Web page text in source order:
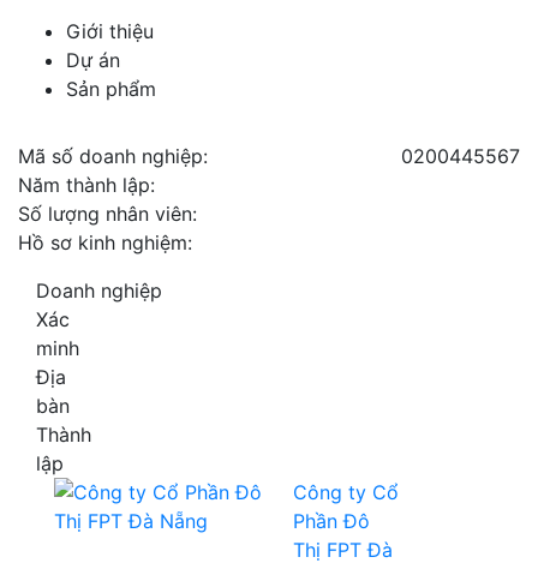
Giới thiệu
Dự án
Sản phẩm
Mã số doanh nghiệp:
0200445567
Năm thành lập:
Số lượng nhân viên:
Hồ sơ kinh nghiệm:
Doanh nghiệp
Xác
minh
Địa
bàn
Thành
lập
Công ty Cổ
Phần Đô
Thị FPT Đà